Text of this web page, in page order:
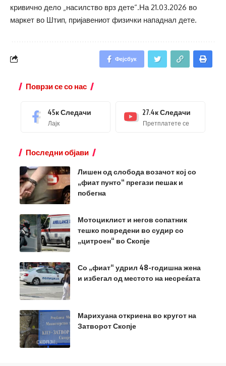
кривично дело „насилство врз дете“.На 21.03.2026 во
маркет во Штип, пријавениот физички нападнал дете.
Фејсбук
Поврзи се со нас
45кСледачи
Лајк
27.4кСледачи
Претплатете се
Последни објави
Лишен од слобода возачот кој со
„фиат пунто“ прегази пешак и
побегна
Мотоциклист и негов сопатник
тешко повредени во судир со
„цитроен“ во Скопје
Со „фиат“ удрил 48-годишна жена
и избегал од местото на несреќата
Марихуана откриена во кругот на
Затворот Скопје